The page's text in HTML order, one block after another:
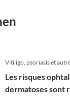
Vitiligo, psoriasis et
Les risques
dermatoses sont